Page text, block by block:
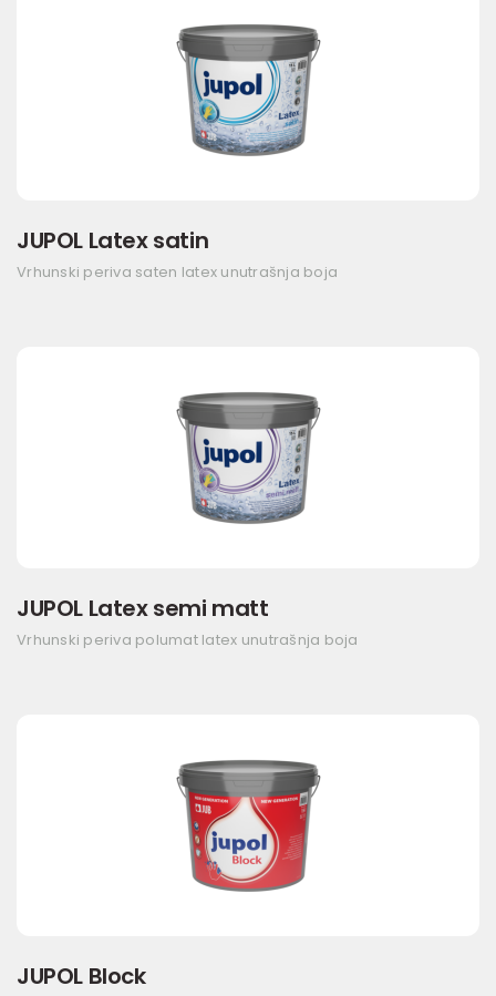
JUPOL Latex satin
Vrhunski periva saten latex unutrašnja boja
JUPOL Latex semi matt
Vrhunski periva polumat latex unutrašnja boja
JUPOL Block